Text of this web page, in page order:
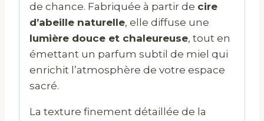
de chance. Fabriquée à partir de cire
d’abeille naturelle, elle diffuse une
lumière douce et chaleureuse, tout en
émettant un parfum subtil de miel qui
enrichit l’atmosphère de votre espace
sacré.
La texture finement détaillée de la